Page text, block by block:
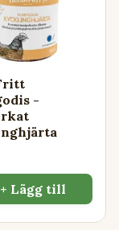
-
+ Lägg till